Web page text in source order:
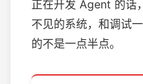
正在开发 Agent 的话
不见的系统，和调试
的不是一点半点。